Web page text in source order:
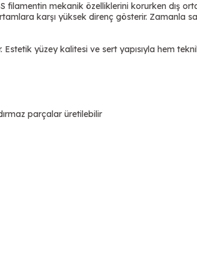
mekanik özelliklerini korurken dış
karşı yüksek direnç gösterir.
Estetik yüzey kalitesi ve sert yapısıyla hem
parçalar üretilebilir